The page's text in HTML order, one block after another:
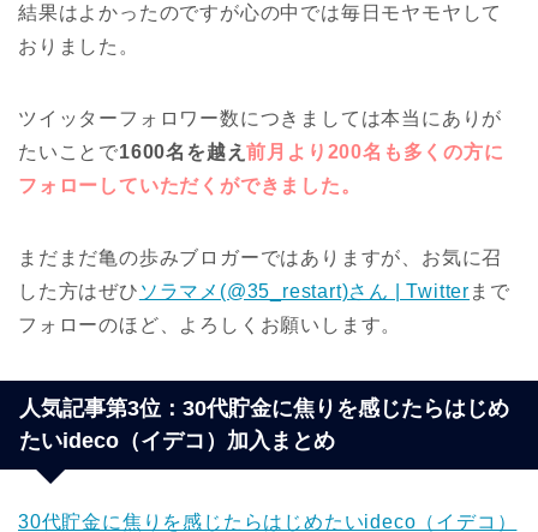
結果はよかったのですが心の中では毎日モヤモヤして
おりました。
ツイッターフォロワー数につきましては本当にありが
たいことで1600名を越え前月より200名も多くの方に
フォローしていただくができました。
まだまだ亀の歩みブロガーではありますが、お気に召
した方はぜひ ソラマメ(@35_restart)さん | Twitter まで
フォローのほど、よろしくお願いします。
人気記事第3位：30代貯金に焦りを感じたらはじめ
たいideco（イデコ）加入まとめ
30代貯金に焦りを感じたらはじめたいideco（イデコ）